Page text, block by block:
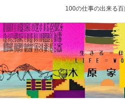
100の仕事の出来る